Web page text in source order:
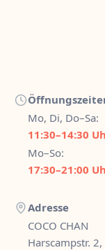
Mo, Di, Do–Sa:
11:30–14:30
Mo–So:
17:30–21:00
Adresse
COCO CHAN
Harscampstr.